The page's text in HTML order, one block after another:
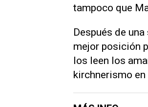
tampoco que
Después de
mejor posición
los leen los
kirchnerismo en